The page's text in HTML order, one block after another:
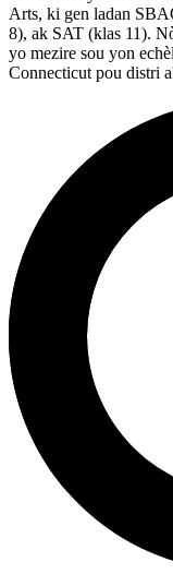
Arts, ki gen ladan
8), ak SAT (klas 11).
yo mezire sou yon
Connecticut pou distri